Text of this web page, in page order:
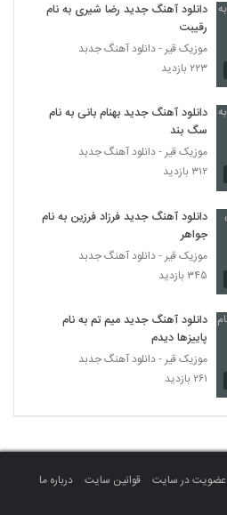
دانلود آهنگ جدید رضا شیری به نام
رقیبت
موزیک قیر - دانلود آهنگ جدبد
۲۲۳ بازدید
دانلود آهنگ جدید بهنام بانی به نام
سگ بند
موزیک قیر - دانلود آهنگ جدبد
۳۱۲ بازدید
دانلود آهنگ جدید فرزاد فرزین به نام
جواهر
موزیک قیر - دانلود آهنگ جدبد
۳۴۵ بازدید
دانلود آهنگ جدید میم تم به نام
پاییزها دیدم
موزیک قیر - دانلود آهنگ جدبد
۲۶۱ بازدید
عضویت در سایت قوانین سایت
درباره ما